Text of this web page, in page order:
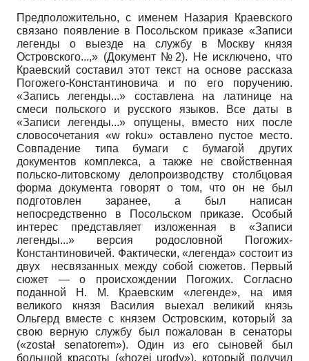
Предположительно, с именем Назария Краевского
связано появление в Посольском приказе «Записи
легенды о выезде на службу в Москву князя
Островского...,» (Документ №2). Не исключено, что
Краевский составил этот текст на основе рассказа
Погожего-Константиновича и по его поручению.
«Запись легенды...» составлена на латинице на
смеси польского и русского языков. Все даты в
«Записи легенды...» опущены, вместо них после
словосочетания «w roku» оставлено пустое место.
Совпадение типа бумаги с бумагой других
документов комплекса, а также не свойственная
польско-литовскому делопроизводству столбцовая
форма документа говорят о том, что он не был
подготовлен заранее, а был написан
непосредственно в Посольском приказе. Особый
интерес представляет изложенная в «Записи
легенды...» версия родословной Погожих-
Константиновичей. Фактически, «легенда» состоит из
двух несвязанных между собой сюжетов. Первый
сюжет — о происхождении Погожих. Согласно
поданной Н. М. Краевским «легенде», на имя
великого князя Василия выехал великий князь
Ольгерд вместе с князем Островским, который за
свою верную службу был пожалован в сенаторы
(«został senatorem»). Один из его сыновей был
большой красоты («hozei urody»), который получил